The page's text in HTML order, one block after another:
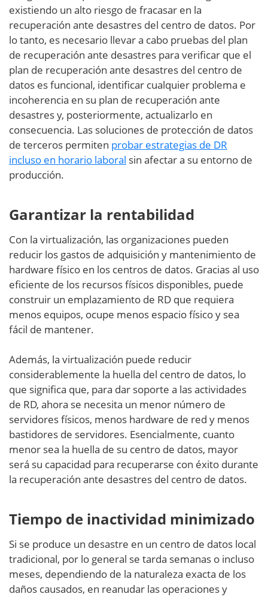
existiendo un alto riesgo de fracasar en la
recuperación ante desastres del centro de datos. Por
lo tanto, es necesario llevar a cabo pruebas del plan
de recuperación ante desastres para verificar que el
plan de recuperación ante desastres del centro de
datos es funcional, identificar cualquier problema e
incoherencia en su plan de recuperación ante
desastres y, posteriormente, actualizarlo en
consecuencia. Las soluciones de protección de datos
de terceros permiten probar estrategias de DR
incluso en horario laboral sin afectar a su entorno de
producción.
Garantizar la rentabilidad
Con la virtualización, las organizaciones pueden
reducir los gastos de adquisición y mantenimiento de
hardware físico en los centros de datos. Gracias al uso
eficiente de los recursos físicos disponibles, puede
construir un emplazamiento de RD que requiera
menos equipos, ocupe menos espacio físico y sea
fácil de mantener.
Además, la virtualización puede reducir
considerablemente la huella del centro de datos, lo
que significa que, para dar soporte a las actividades
de RD, ahora se necesita un menor número de
servidores físicos, menos hardware de red y menos
bastidores de servidores. Esencialmente, cuanto
menor sea la huella de su centro de datos, mayor
será su capacidad para recuperarse con éxito durante
la recuperación ante desastres del centro de datos.
Tiempo de inactividad minimizado
Si se produce un desastre en un centro de datos local
tradicional, por lo general se tarda semanas o incluso
meses, dependiendo de la naturaleza exacta de los
daños causados, en reanudar las operaciones y